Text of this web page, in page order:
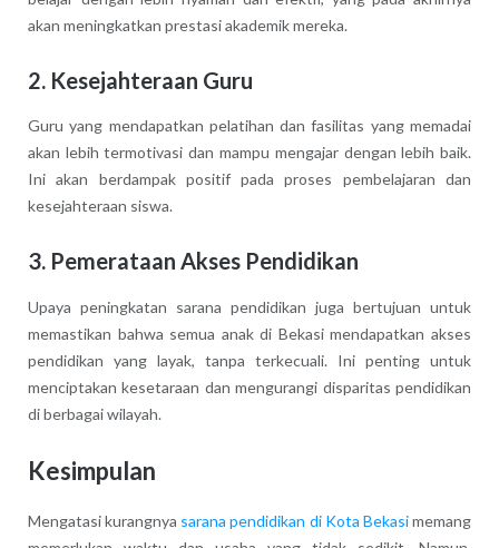
akan meningkatkan prestasi akademik mereka.
2. Kesejahteraan Guru
Guru yang mendapatkan pelatihan dan fasilitas yang memadai
akan lebih termotivasi dan mampu mengajar dengan lebih baik.
Ini akan berdampak positif pada proses pembelajaran dan
kesejahteraan siswa.
3. Pemerataan Akses Pendidikan
Upaya peningkatan sarana pendidikan juga bertujuan untuk
memastikan bahwa semua anak di Bekasi mendapatkan akses
pendidikan yang layak, tanpa terkecuali. Ini penting untuk
menciptakan kesetaraan dan mengurangi disparitas pendidikan
di berbagai wilayah.
Kesimpulan
Mengatasi kurangnya sarana pendidikan di Kota Bekasimemang